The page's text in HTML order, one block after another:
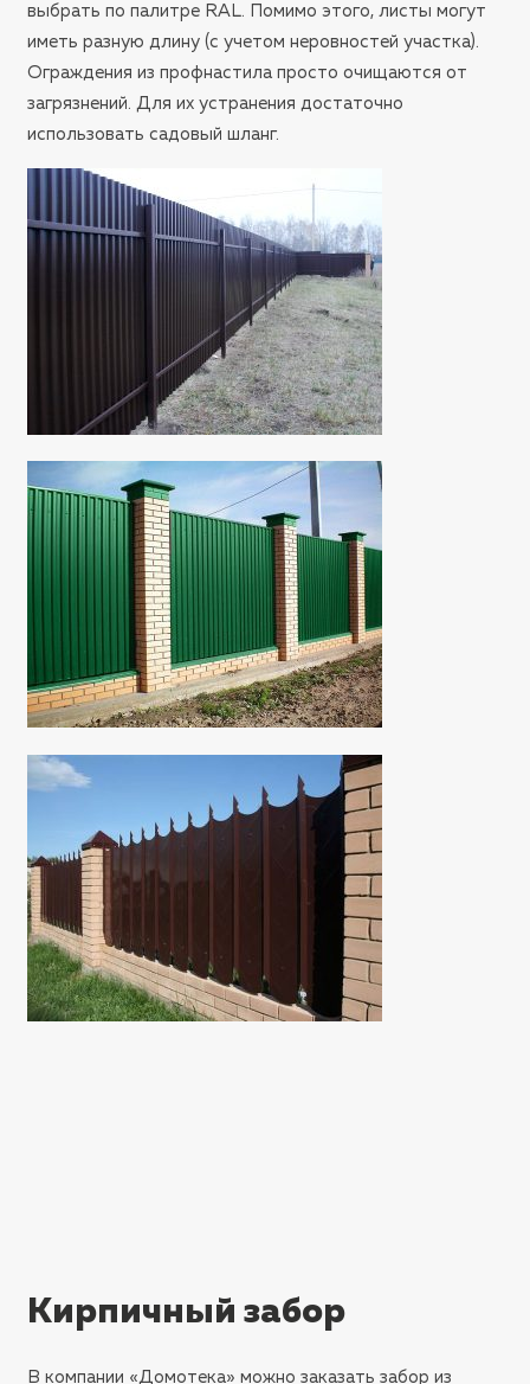
выбрать по палитре RAL. Помимо этого, листы могут
иметь разную длину (с учетом неровностей участка).
Ограждения из профнастила просто очищаются от
загрязнений. Для их устранения достаточно
использовать садовый шланг.
Кирпичный забор
В компании «Домотека» можно заказать забор из